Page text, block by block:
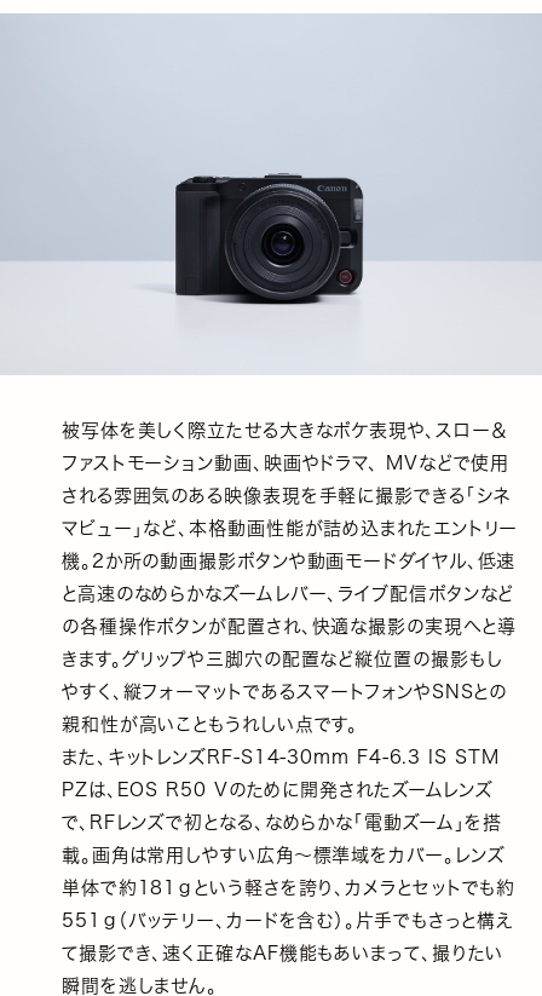
被写体を美しく際立たせる大きなボケ表現や、スロー＆
ファストモーション動画、映画やドラマ、 MVなどで使用
される雰囲気のある映像表現を手軽に撮影できる「シネ
マビュー」など、本格動画性能が詰め込まれたエントリー
機。2か所の動画撮影ボタンや動画モードダイヤル、低速
と高速のなめらかなズームレバー、ライブ配信ボタンなど
の各種操作ボタンが配置され、快適な撮影の実現へと導
きます。グリップや三脚穴の配置など縦位置の撮影もし
やすく、縦フォーマットであるスマートフォンやSNSとの
親和性が高いこともうれしい点です。
また、キットレンズRF-S14-30mm F4-6.3 IS STM
PZは、EOS R50 Vのために開発されたズームレンズ
で、RFレンズで初となる、なめらかな「電動ズーム」を搭
載。画角は常用しやすい広角～標準域をカバー。レンズ
単体で約181ｇという軽さを誇り、カメラとセットでも約
551ｇ（バッテリー、カードを含む）。片手でもさっと構え
て撮影でき、速く正確なAF機能もあいまって、撮りたい
瞬間を逃しません。